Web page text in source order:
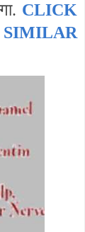
CLICK